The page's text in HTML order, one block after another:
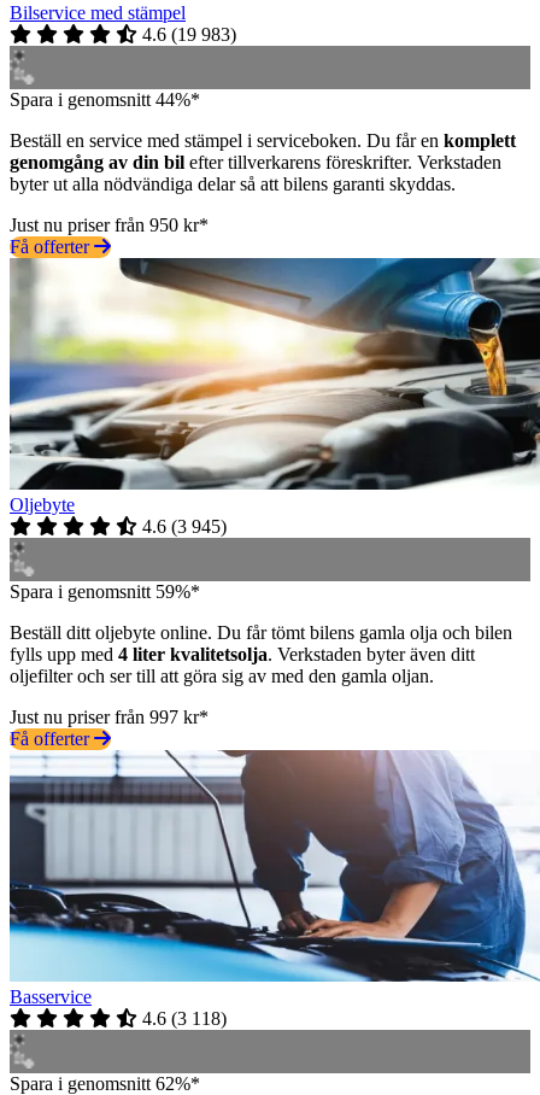
Bilservice med stämpel
4.6 (19 983)
Spara i genomsnitt 44%*
Beställ en service med stämpel i serviceboken. Du får en komplett
genomgång av din bil efter tillverkarens föreskrifter. Verkstaden
byter ut alla nödvändiga delar så att bilens garanti skyddas.
Just nu priser från 950 kr*
Få offerter
Oljebyte
4.6 (3 945)
Spara i genomsnitt 59%*
Beställ ditt oljebyte online. Du får tömt bilens gamla olja och bilen
fylls upp med 4 liter kvalitetsolja. Verkstaden byter även ditt
oljefilter och ser till att göra sig av med den gamla oljan.
Just nu priser från 997 kr*
Få offerter
Basservice
4.6 (3 118)
Spara i genomsnitt 62%*